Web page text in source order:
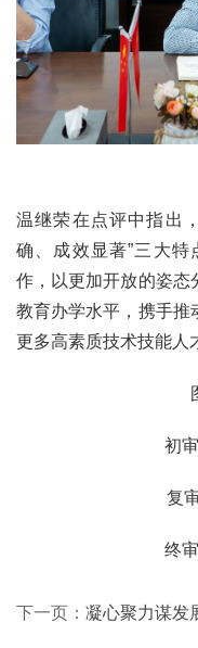
温继荣在点评中指出
确、成效显著”三大
作，以更加开放的姿态
教育办学水平，携手推
更多高素质技术技能人
初
复
终
下一页： 凝心聚力谋发展 守正创新